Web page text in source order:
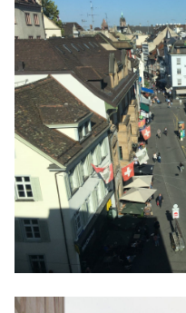
Team
Kontakt